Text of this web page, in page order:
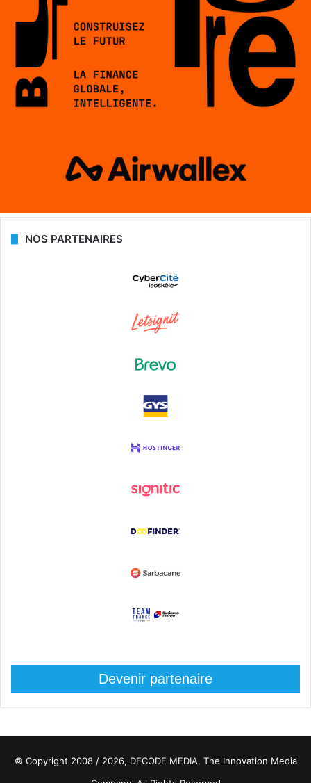
NOS PARTENAIRES
Devenir partenaire
© Copyright 2008 / 2026, DECODE MEDIA, The Innovation Media